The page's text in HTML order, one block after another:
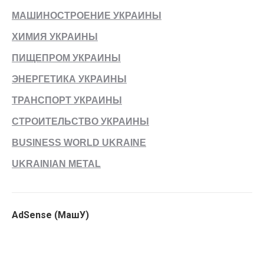
МАШИНОСТРОЕНИЕ УКРАИНЫ
ХИМИЯ УКРАИНЫ
ПИЩЕПРОМ УКРАИНЫ
ЭНЕРГЕТИКА УКРАИНЫ
ТРАНСПОРТ УКРАИНЫ
СТРОИТЕЛЬСТВО УКРАИНЫ
BUSINESS WORLD UKRAINE
UKRAINIAN METAL
AdSense (МашУ)